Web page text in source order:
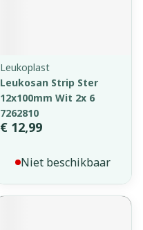
Leukoplast
Leukosan Strip Ster
12x100mm Wit 2x 6
7262810
€ 12,99
Niet beschikbaar